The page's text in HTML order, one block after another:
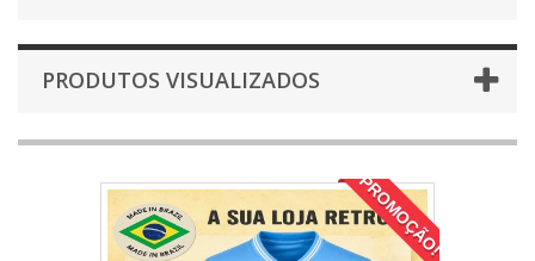
PRODUTOS VISUALIZADOS
PROMOÇÃO!